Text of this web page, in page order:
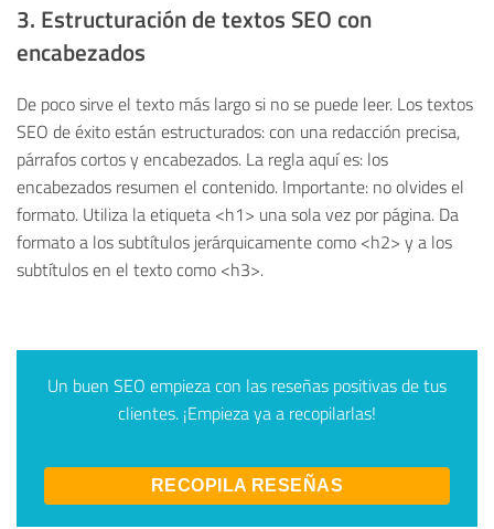
3. Estructuración de textos SEO con
encabezados
De poco sirve el texto más largo si no se puede leer. Los textos
SEO de éxito están estructurados: con una redacción precisa,
párrafos cortos y encabezados. La regla aquí es: los
encabezados resumen el contenido. Importante: no olvides el
formato. Utiliza la etiqueta <h1> una sola vez por página. Da
formato a los subtítulos jerárquicamente como <h2> y a los
subtítulos en el texto como <h3>.
Un buen SEO empieza con las reseñas positivas de tus
clientes. ¡Empieza ya a recopilarlas!
RECOPILA RESEÑAS